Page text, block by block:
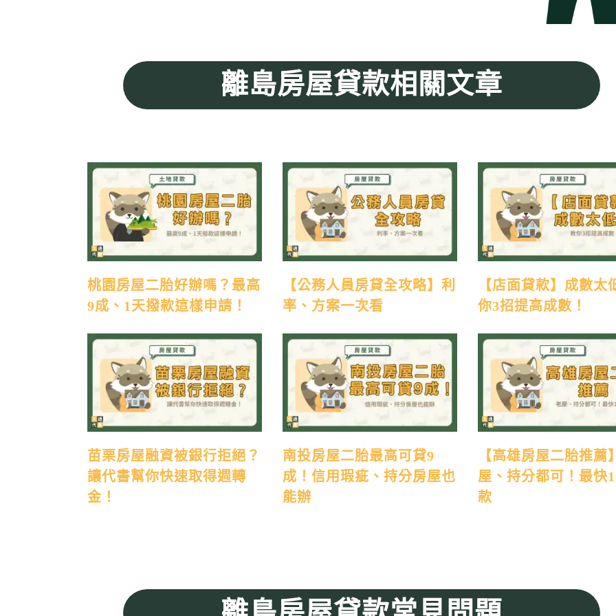
離島房屋貸款相關文章
桃園房屋二胎好辦嗎？最高
9成、1天撥款這樣申請！
【公務人員房貸全攻略】利
率、方案一次看
【店面貸款】成數太
你3招提高成數！
苗栗房屋融資被銀行拒絕？
讓代書幫你快速取得週轉
金！
南投房屋二胎最高可貸9
成！信用瑕疵、持分房屋也
能辦
【高雄房屋二胎推薦
屋、持分都可！最快
款